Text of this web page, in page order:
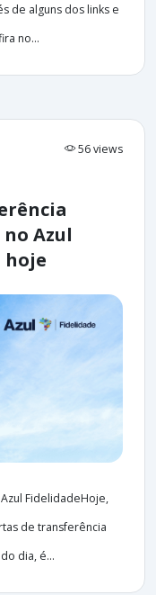
de alguns dos links e
no...
56 views
Azul
hoje
FidelidadeHoje,
de transferência
dia, é...